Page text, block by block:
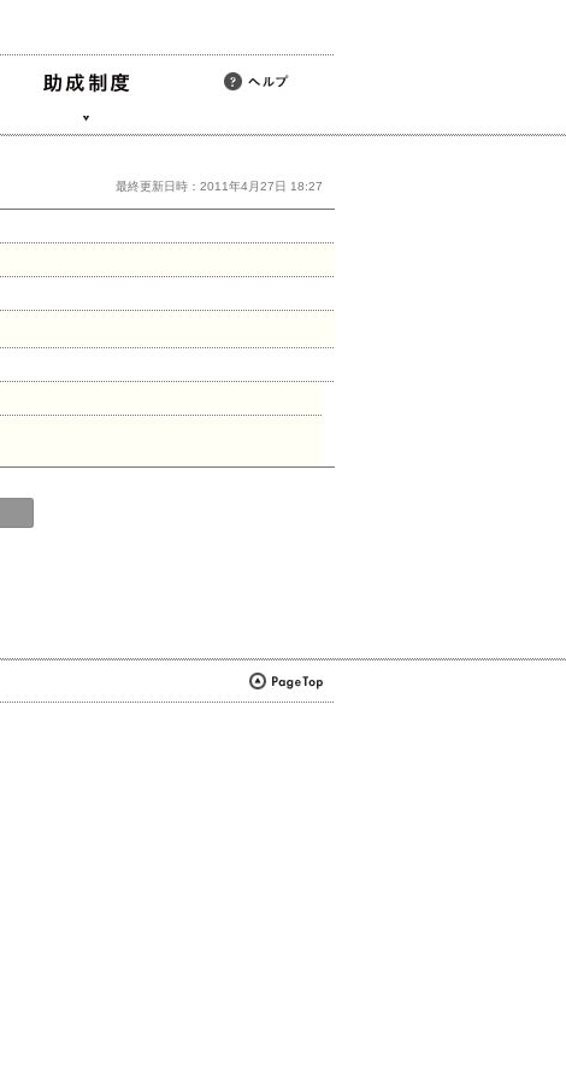
最終更新日時：2011年4月27日 18:27